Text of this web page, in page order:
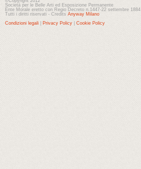
Società per le Belle Arti ed Esposizione Permanente
Ente Morale eretto con Regio Decreto n.1447-22 settembre 1884
Tutti i diritti riservati - Credits Anyway Milano
Condizioni legali
Privacy Policy Cookie Policy